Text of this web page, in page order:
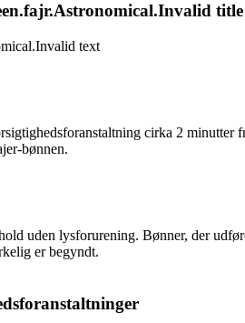
title
text
cirka 2
bønnen.
uden lysforurening. Bønner, der
er begyndt.